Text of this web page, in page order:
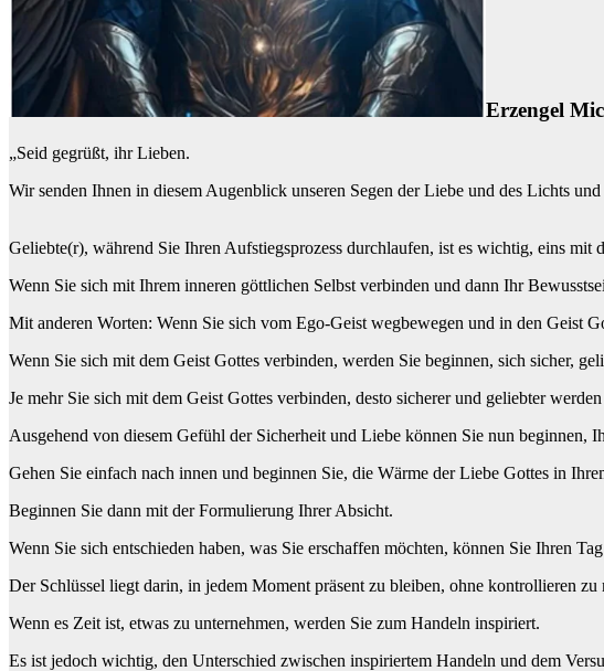
Erzengel
„Seid gegrüßt, ihr Lieben.
Wir senden Ihnen in diesem Augenblick unseren Segen der Liebe und des Lichts
Geliebte(r), während Sie Ihren Aufstiegsprozess durchlaufen, ist es wichtig, eins mit
Wenn Sie sich mit Ihrem inneren göttlichen Selbst verbinden und dann Ihr
Mit anderen Worten: Wenn Sie sich vom Ego-Geist wegbewegen und in den Geist
Wenn Sie sich mit dem Geist Gottes verbinden, werden Sie beginnen, sich sicher,
Je mehr Sie sich mit dem Geist Gottes verbinden, desto sicherer und geliebter
Ausgehend von diesem Gefühl der Sicherheit und Liebe können Sie nun beginnen,
Gehen Sie einfach nach innen und beginnen Sie, die Wärme der Liebe Gottes in
Beginnen Sie dann mit der Formulierung Ihrer Absicht.
Wenn Sie sich entschieden haben, was Sie erschaffen möchten, können Sie Ihren
Der Schlüssel liegt darin, in jedem Moment präsent zu bleiben, ohne kontrollieren
Wenn es Zeit ist, etwas zu unternehmen, werden Sie zum Handeln inspiriert.
Es ist jedoch wichtig, den Unterschied zwischen inspiriertem Handeln und dem